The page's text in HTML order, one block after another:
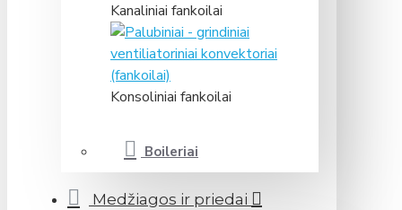
Kanaliniai fankoilai
Konsoliniai fankoilai
Boileriai
Medžiagos ir priedai